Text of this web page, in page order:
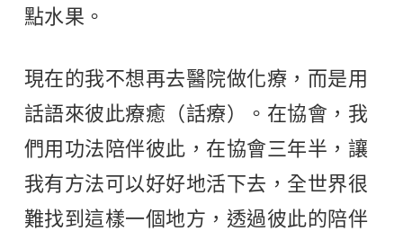
點水果。
現在的我不想再去醫院做化療，而是用
話語來彼此療癒（話療）。在協會，我
們用功法陪伴彼此，在協會三年半，讓
我有方法可以好好地活下去，全世界很
難找到這樣一個地方，透過彼此的陪伴